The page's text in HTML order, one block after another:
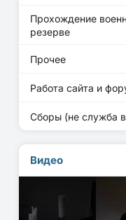
Прохождение
резерве
Прочее
Работа сайта и
Сборы (не служба
Видео